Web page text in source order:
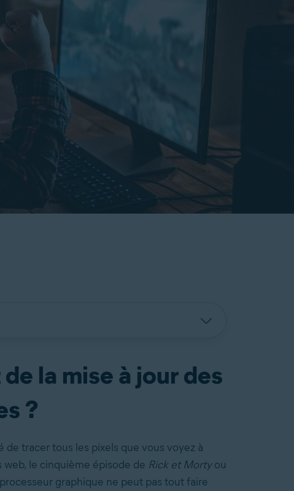
la mise à jour des
?
tracer tous les pixels que vous voyez à
web, le cinquième épisode de Rick et Mortyou
graphique ne peut pas tout faire